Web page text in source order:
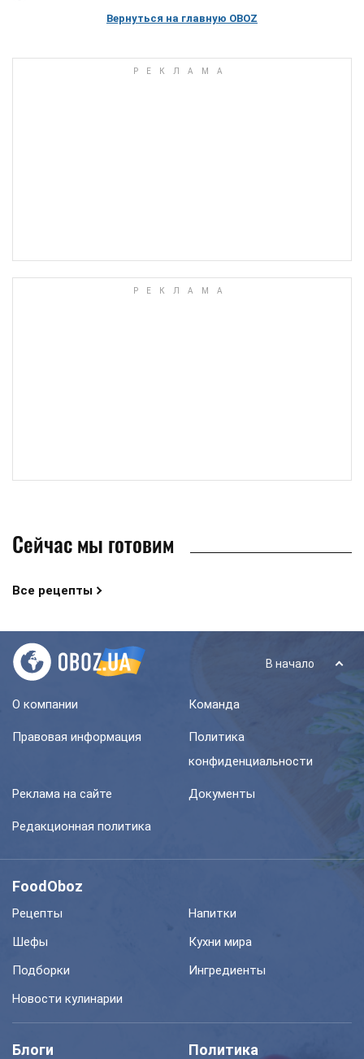
Вернуться на главную OBOZ
Сейчас мы готовим
Все рецепты
В начало
О компании Команда
Правовая информация
Политика
конфиденциальности
Реклама на сайте Документы
Редакционная политика
FoodOboz
Рецепты
Напитки
Шефы
Кухни мира
Подборки
Ингредиенты
Новости кулинарии
Блоги Политика